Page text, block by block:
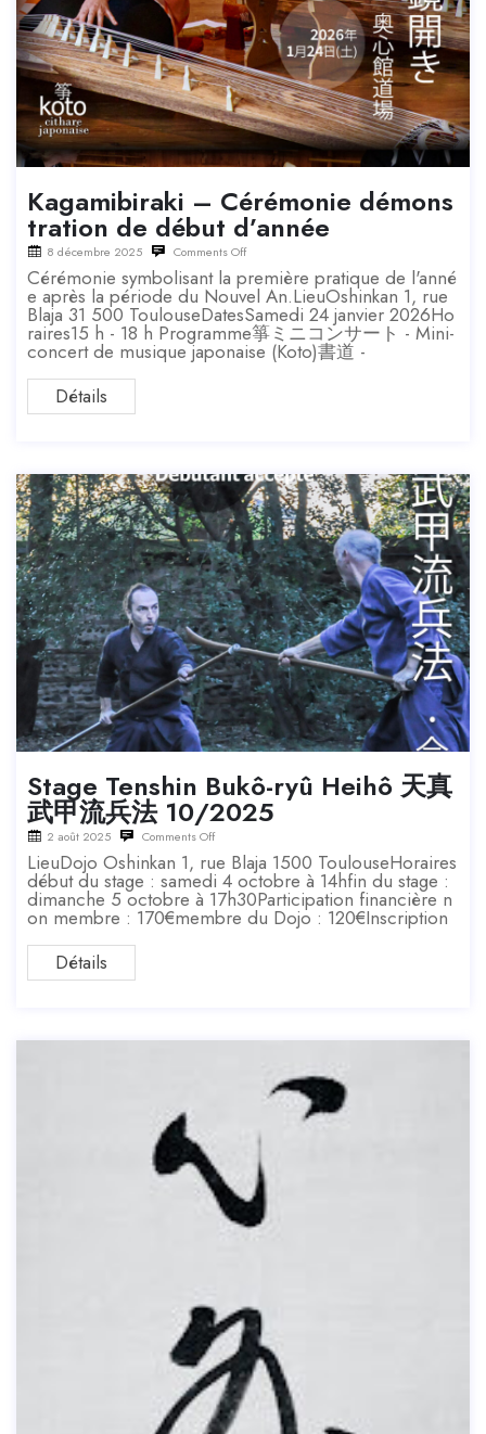
Kagamibiraki – Cérémonie démons
tration de début d’année
8 décembre 2025 Comments Off
Cérémonie symbolisant la première pratique de l'anné
e après la période du Nouvel An.LieuOshinkan 1, rue
Blaja 31 500 ToulouseDatesSamedi 24 janvier 2026Ho
raires15 h - 18 h Programme箏ミニコンサート - Mini-
concert de musique japonaise (Koto)書道 -
Détails
Stage Tenshin Bukô-ryû Heihô 天真
武甲流兵法 10/2025
2 août 2025 Comments Off
LieuDojo Oshinkan 1, rue Blaja 1500 ToulouseHoraires
début du stage : samedi 4 octobre à 14hfin du stage :
dimanche 5 octobre à 17h30Participation financière n
on membre : 170€membre du Dojo : 120€Inscription
Détails